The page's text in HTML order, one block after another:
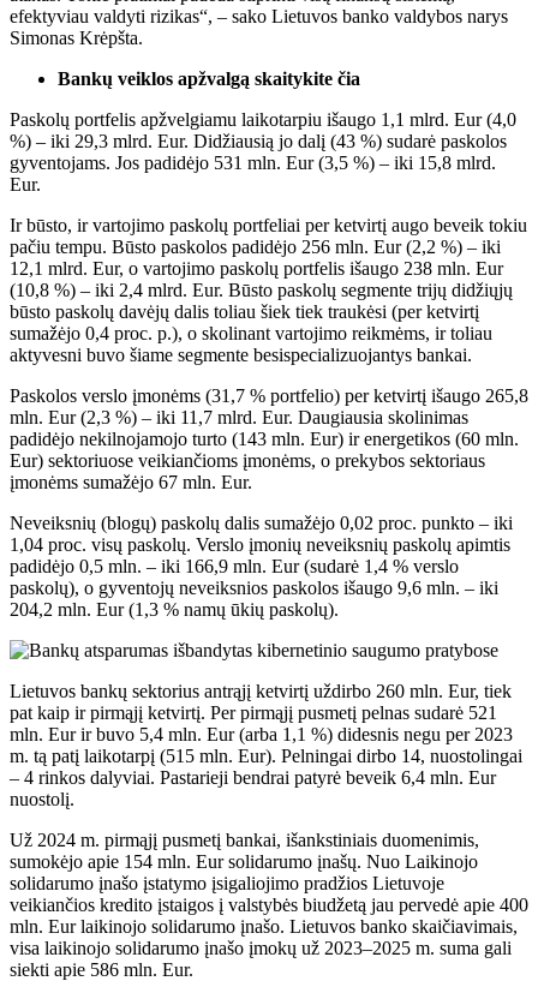
efektyviau valdyti rizikas“, – sako Lietuvos banko valdybos narys
Simonas Krėpšta.
Bankų veiklos apžvalgą skaitykite čia
Paskolų portfelis apžvelgiamu laikotarpiu išaugo 1,1 mlrd. Eur (4,0
%) – iki 29,3 mlrd. Eur. Didžiausią jo dalį (43 %) sudarė paskolos
gyventojams. Jos padidėjo 531 mln. Eur (3,5 %) – iki 15,8 mlrd.
Eur.
Ir būsto, ir vartojimo paskolų portfeliai per ketvirtį augo beveik tokiu
pačiu tempu. Būsto paskolos padidėjo 256 mln. Eur (2,2 %) – iki
12,1 mlrd. Eur, o vartojimo paskolų portfelis išaugo 238 mln. Eur
(10,8 %) – iki 2,4 mlrd. Eur. Būsto paskolų segmente trijų didžiųjų
būsto paskolų davėjų dalis toliau šiek tiek traukėsi (per ketvirtį
sumažėjo 0,4 proc. p.), o skolinant vartojimo reikmėms, ir toliau
aktyvesni buvo šiame segmente besispecializuojantys bankai.
Paskolos verslo įmonėms (31,7 % portfelio) per ketvirtį išaugo 265,8
mln. Eur (2,3 %) – iki 11,7 mlrd. Eur. Daugiausia skolinimas
padidėjo nekilnojamojo turto (143 mln. Eur) ir energetikos (60 mln.
Eur) sektoriuose veikiančioms įmonėms, o prekybos sektoriaus
įmonėms sumažėjo 67 mln. Eur.
Neveiksnių (blogų) paskolų dalis sumažėjo 0,02 proc. punkto – iki
1,04 proc. visų paskolų. Verslo įmonių neveiksnių paskolų apimtis
padidėjo 0,5 mln. – iki 166,9 mln. Eur (sudarė 1,4 % verslo
paskolų), o gyventojų neveiksnios paskolos išaugo 9,6 mln. – iki
204,2 mln. Eur (1,3 % namų ūkių paskolų).
Lietuvos bankų sektorius antrąjį ketvirtį uždirbo 260 mln. Eur, tiek
pat kaip ir pirmąjį ketvirtį. Per pirmąjį pusmetį pelnas sudarė 521
mln. Eur ir buvo 5,4 mln. Eur (arba 1,1 %) didesnis negu per 2023
m. tą patį laikotarpį (515 mln. Eur). Pelningai dirbo 14, nuostolingai
– 4 rinkos dalyviai. Pastarieji bendrai patyrė beveik 6,4 mln. Eur
nuostolį.
Už 2024 m. pirmąjį pusmetį bankai, išankstiniais duomenimis,
sumokėjo apie 154 mln. Eur solidarumo įnašų. Nuo Laikinojo
solidarumo įnašo įstatymo įsigaliojimo pradžios Lietuvoje
veikiančios kredito įstaigos į valstybės biudžetą jau pervedė apie 400
mln. Eur laikinojo solidarumo įnašo. Lietuvos banko skaičiavimais,
visa laikinojo solidarumo įnašo įmokų už 2023–2025 m. suma gali
siekti apie 586 mln. Eur.